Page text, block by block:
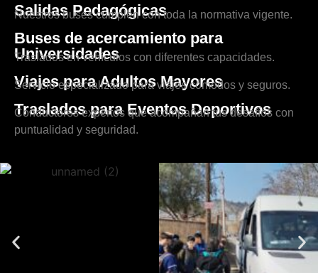
Salidas Pedagógicas
Nuestros buses cumplen con toda la normativa vigente.
Buses de acercamiento para
Universidades
Traslados en vehículos con diferentes capacidades.
Viajes para Adultos Mayores
Servicio especializado para viajes cómodos y seguros.
Traslados para Eventos Deportivos
Conductores expertos que acompañan tus desafíos con
puntualidad y seguridad.